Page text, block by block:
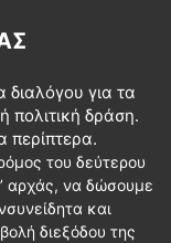
για τα
πολιτική δράση.
περίπτερα.
του δεύτερου
αρχάς, να δώσουμε
και
διεξόδου της